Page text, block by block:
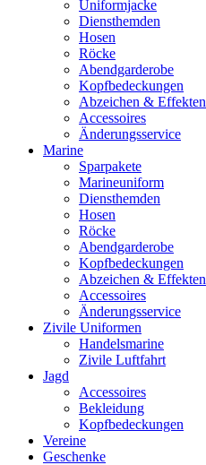
Uniformjacke
Diensthemden
Hosen
Röcke
Abendgarderobe
Kopfbedeckungen
Abzeichen & Effekten
Accessoires
Änderungsservice
Marine
Sparpakete
Marineuniform
Diensthemden
Hosen
Röcke
Abendgarderobe
Kopfbedeckungen
Abzeichen & Effekten
Accessoires
Änderungsservice
Zivile Uniformen
Handelsmarine
Zivile Luftfahrt
Jagd
Accessoires
Bekleidung
Kopfbedeckungen
Vereine
Geschenke